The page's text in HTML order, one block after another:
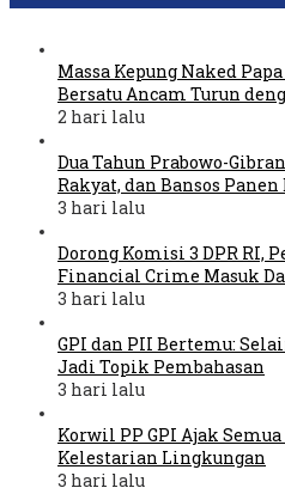
Massa Kepung Naked
Bersatu Ancam Turun
2 hari lalu
Dua Tahun Prabowo-
Rakyat, dan Bansos
3 hari lalu
Dorong Komisi 3 DPR RI,
Financial Crime Masuk
3 hari lalu
GPI dan PII Bertemu:
Jadi Topik Pembahasan
3 hari lalu
Korwil PP GPI Ajak
Kelestarian Lingkungan
3 hari lalu